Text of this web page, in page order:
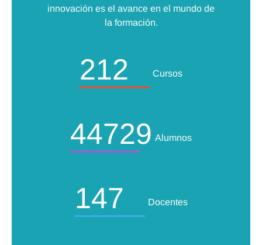
innovación es el avance en el mundo de
la formación.
212 Cursos
44729 Alumnos
147 Docentes